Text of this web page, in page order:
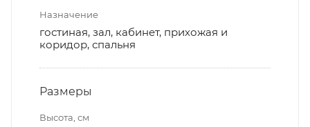
Назначение
гостиная, зал, кабинет, прихожая и
коридор, спальня
Размеры
Высота, см